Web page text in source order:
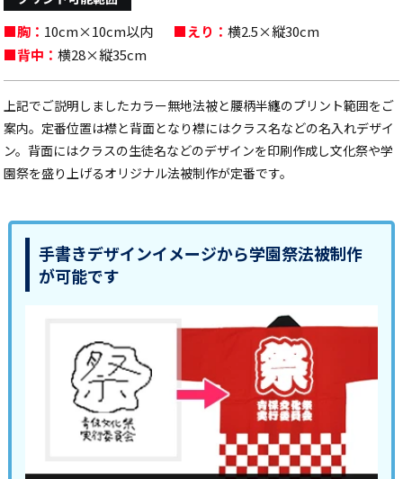
■胸： 10cm×10cm以内 ■えり：横2.5×縦30cm
■背中：横28×縦35cm
上記でご説明しましたカラー無地法被と腰柄半纏のプリント範囲をご
案内。定番位置は襟と背面となり襟にはクラス名などの名入れデザイ
ン。背面にはクラスの生徒名などのデザインを印刷作成し文化祭や学
園祭を盛り上げるオリジナル法被制作が定番です。
手書きデザインイメージから学園祭法被制作
が可能です